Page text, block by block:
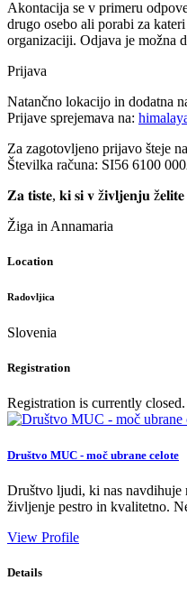
Akontacija se v primeru
drugo osebo ali porabi za
organizaciji. Odjava je možna
Prijava
Natančno lokacijo in dodatna
Prijave sprejemava na:
Za zagotovljeno prijavo šteje
Številka računa: SI56 6100
𝐙𝐚 𝐭𝐢𝐬𝐭𝐞, 𝐤𝐢 𝐬𝐢 𝐯 ž𝐢𝐯𝐥𝐣𝐞𝐧𝐣𝐮
Žiga in Annamaria
Location
Radovljica
Slovenia
Registration
Registration is currently closed.
Društvo MUC - moč ubrane celote
Društvo ljudi, ki nas navdihuje
življenje pestro in kvalitetno.
View Profile
Details